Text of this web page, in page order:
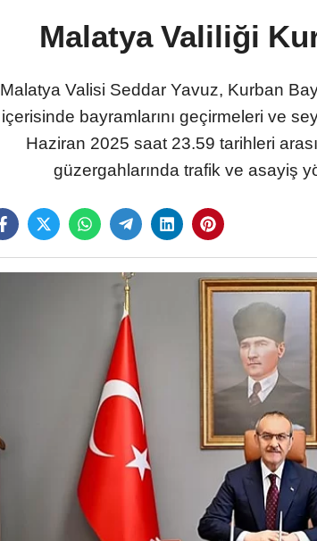
Malatya Valiliği
Malatya Valisi Seddar Yavuz, Kurban
içerisinde bayramlarını geçirmeleri ve
Haziran 2025 saat 23.59 tarihleri
güzergahlarında trafik ve asayiş